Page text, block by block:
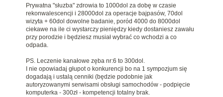
Prywatna "słuzba" zdrowia to 1000dol za dobę w czasie
rekonwalescencji i 28000dol za operacje bajpasów, 70dol
wizyta + 60dol dowolne badanie, poród 4000 do 8000dol
ciekawe na ile ci wystarczy pieniędzy kiedy dostaniesz zawału
przy porodzie i będziesz musiał wybrać co wchodzi a co
odpada.
PS. Leczenie kanałowe zęba nr:6 to 300dol.
I nie opowiadaj głupot o konkurencji bo na 1 sympozjum się
dogadają i ustalą cenniki (będzie podobnie jak
autoryzowanymi serwisami obsługi samochodów - podpięcie
komputerka - 300zł - kompetencji totalny brak.